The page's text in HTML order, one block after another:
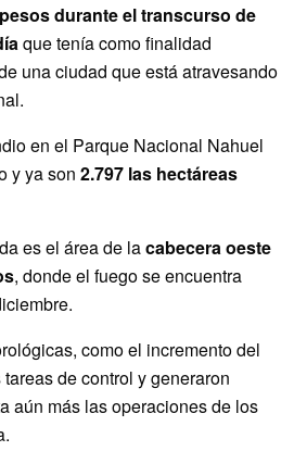
durante el transcurso de
que tenía como finalidad
una ciudad que está atravesando
en el Parque Nacional Nahuel
y ya son 2.797 las hectáreas
es el área de lacabecera oeste
, donde el fuego se encuentra
como el incremento del
de control y generaron
aún más las operaciones de los